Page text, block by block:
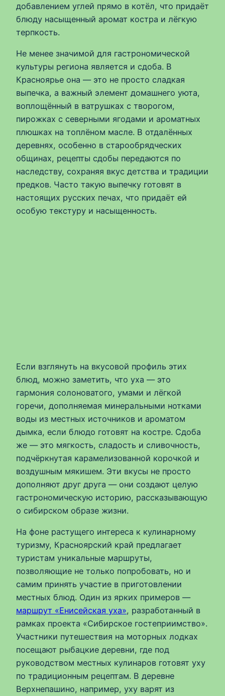
добавлением углей прямо в котёл, что придаёт
блюду насыщенный аромат костра и лёгкую
терпкость.
Не менее значимой для гастрономической
культуры региона является и сдоба. В
Красноярье она — это не просто сладкая
выпечка, а важный элемент домашнего уюта,
воплощённый в ватрушках с творогом,
пирожках с северными ягодами и ароматных
плюшках на топлёном масле. В отдалённых
деревнях, особенно в старообрядческих
общинах, рецепты сдобы передаются по
наследству, сохраняя вкус детства и традиции
предков. Часто такую выпечку готовят в
настоящих русских печах, что придаёт ей
особую текстуру и насыщенность.
Если взглянуть на вкусовой профиль этих
блюд, можно заметить, что уха — это
гармония солоноватого, умами и лёгкой
горечи, дополняемая минеральными нотками
воды из местных источников и ароматом
дымка, если блюдо готовят на костре. Сдоба
же — это мягкость, сладость и сливочность,
подчёркнутая карамелизованной корочкой и
воздушным мякишем. Эти вкусы не просто
дополняют друг друга — они создают целую
гастрономическую историю, рассказывающую
о сибирском образе жизни.
На фоне растущего интереса к кулинарному
туризму, Красноярский край предлагает
туристам уникальные маршруты,
позволяющие не только попробовать, но и
самим принять участие в приготовлении
местных блюд. Один из ярких примеров —
маршрут «Енисейская уха», разработанный в
рамках проекта «Сибирское гостеприимство».
Участники путешествия на моторных лодках
посещают рыбацкие деревни, где под
руководством местных кулинаров готовят уху
по традиционным рецептам. В деревне
Верхнепашино, например, уху варят из